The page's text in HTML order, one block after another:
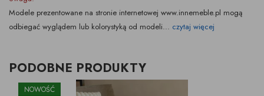
Modele prezentowane na stronie internetowej www.innemeble.pl mogą
odbiegać wyglądem lub kolorystyką od modeli... czytaj więcej
PODOBNE PRODUKTY
NOWOŚĆ